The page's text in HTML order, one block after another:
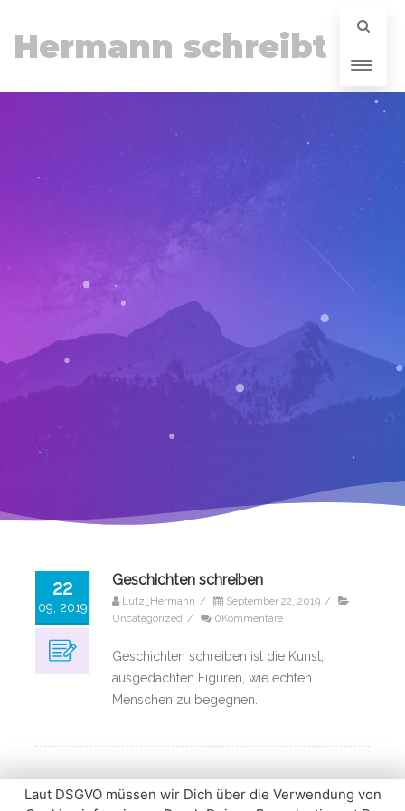
Hermann schreibt
22
09, 2019
Geschichten schreiben
Lutz_Hermann / September 22, 2019 /
Uncategorized / 0Kommentare
Geschichten schreiben ist die Kunst,
ausgedachten Figuren, wie echten
Menschen zu begegnen.
Laut DSGVO müssen wir Dich über die Verwendung von